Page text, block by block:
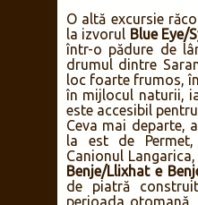
O altă excursie
la izvorul Blue Eye/
într-o pădure de
drumul dintre
loc foarte frumos,
în mijlocul naturii,
este accesibil
Ceva mai departe,
la est de
Canionul
Benje/Llixhat e
de piatră
perioada otomană,